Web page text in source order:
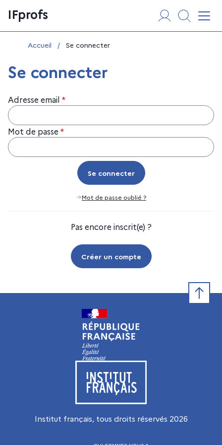
au
contenu
IFprofs
Vous êtes ici :
Accueil / Se connecter
Se connecter
Adresse email *
Mot de passe *
Se connecter
Se connecter
Mot de passe oublié ?
Pas encore inscrit(e) ?
Créer un compte
Visiter le site de l’Institut français
Institut français, tous droits réservés 2026